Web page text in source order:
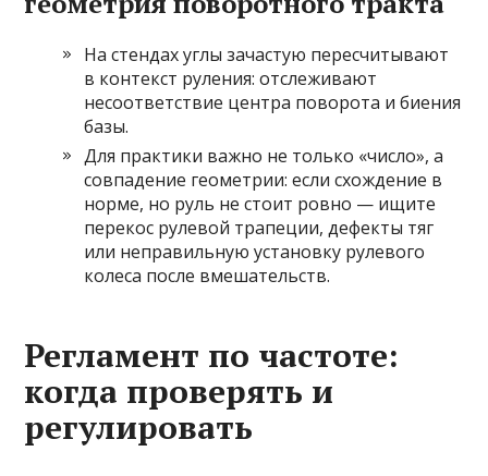
На стендах углы зачастую пересчитывают
в контекст руления: отслеживают
несоответствие центра поворота и биения
базы.
Для практики важно не только «число», а
совпадение геометрии: если схождение в
норме, но руль не стоит ровно — ищите
перекос рулевой трапеции, дефекты тяг
или неправильную установку рулевого
колеса после вмешательств.
Регламент по частоте:
когда проверять и
регулировать